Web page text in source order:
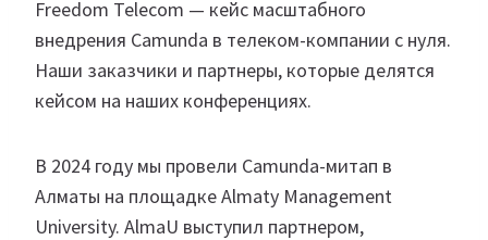
Freedom Telecom — кейс масштабного
внедрения Camunda в телеком-компании с нуля.
Наши заказчики и партнеры, которые делятся
кейсом на наших конференциях.
В 2024 году мы провели Camunda-митап в
Алматы на площадке Almaty Management
University. AlmaU выступил партнером,